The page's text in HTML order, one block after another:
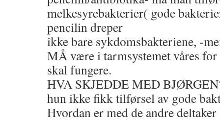
melkesyrebakterier( gode
pencilin dreper
ikke bare sykdomsbakteriene, -
MÅ være i tarmsystemet våres
skal fungere.
HVA SKJEDDE MED
hun ikke fikk tilførsel av gode
Hvordan er med de andre